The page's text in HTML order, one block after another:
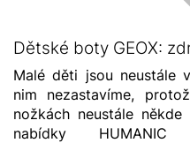
Dětské boty GEOX:
Malé děti jsou neustále
nim nezastavíme,
nožkách neustále
nabídky